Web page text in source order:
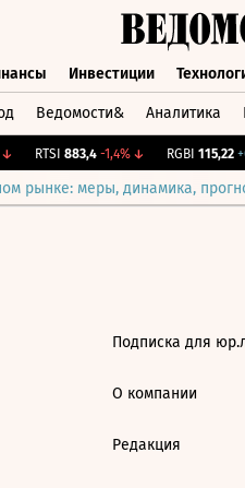
Инвестиции
Ведомости& Аналитика
RTSI 883,4 -1,4%↓ RGBI 115,22
рынке: меры, динамика,
Подписка для
О компании
Редакция